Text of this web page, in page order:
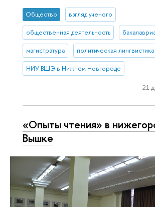
Общество взгляд ученого
общественная деятельность
магистратура политическая лингвистика
НИУ ВШЭ в Нижнем Новгороде
21
«Опыты чтения» в
Вышке